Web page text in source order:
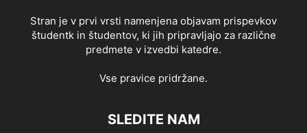
Stran je v prvi vrsti namenjena objavam prispevkov
študentk in študentov, ki jih pripravljajo za različne
predmete v izvedbi katedre.
Vse pravice pridržane.
SLEDITE NAM